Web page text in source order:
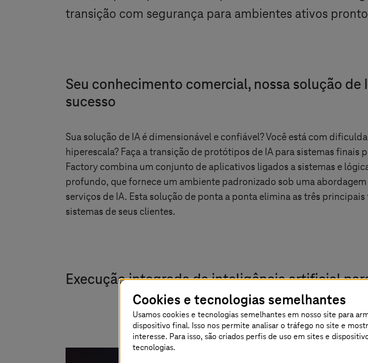
transição com segurança para ambientes ativos
Seu conhecimento comercial, nossa solução
sucesso
Sua solução de IA é dimensionável e confiável? Você está com
hiperescala? Faça a transição de protótipos de IA para sistemas
Factory combina um conjunto de aplicativos ligados a sistemas e
profundo, que fornece um ambiente padronizado sob uma
serviços de IA. Esta solução de ponta a ponta elimina as três
sistemas de seus clientes.
Execução integrada da inteligência artificial
Cookies e tecnologias semelhantes
Usamos cookies e tecnologias semelhantes em nosso site para
dispositivo final. Isso nos permite analisar o tráfego no site e
interesse. Para isso, são criados perfis de uso em sites e
tecnologias.